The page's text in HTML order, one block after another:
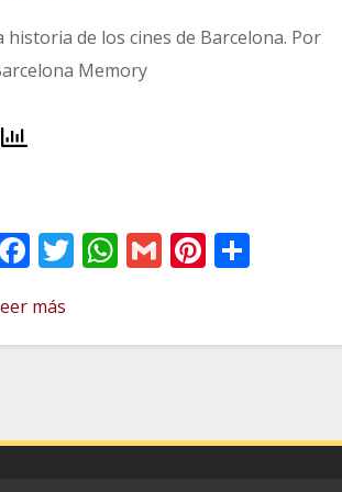
historia de los cines de Barcelona. Por
Memory
Facebook
Twitter
WhatsApp
GmailPinterest
más